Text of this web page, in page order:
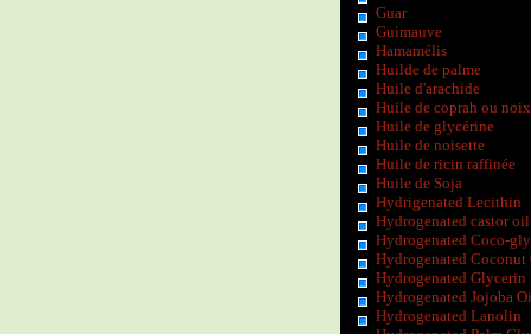
Guar
Guimauve
Hamamélis
Huilde de palme
Huile d'arachide
Huile de coprah ou
Huile de glycérine
Huile de noisette
Huile de ricin raffinée
Huile de Soja
Hydrigenated Lecithin
Hydrogenated castor oil
Hydrogenated Coco-
Hydrogenated Coconut
Hydrogenated Glycerin
Hydrogenated Jojoba
Hydrogenated Lanolin